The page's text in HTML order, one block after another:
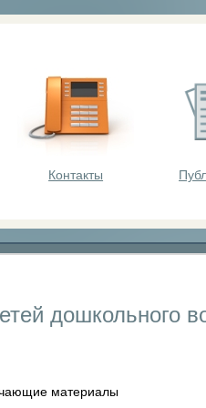
Контакты
дошкольного
материалы